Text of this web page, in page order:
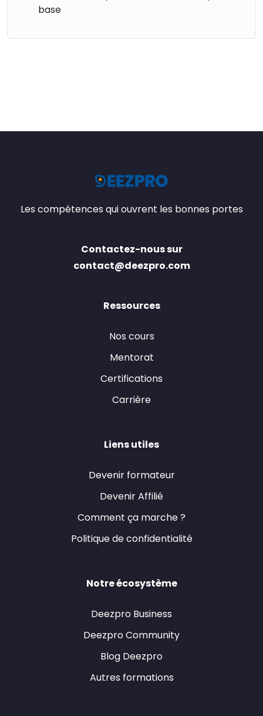
base
Les compétences qui ouvrent les bonnes portes
Contactez-nous sur
contact@deezpro.com
Ressources
Nos cours
Mentorat
Certifications
Carrière
Liens utiles
Devenir formateur
Devenir Affilié
Comment ça marche ?
Politique de confidentialité
Notre écosystème
Deezpro Business
Deezpro Community
Blog Deezpro
Autres formations